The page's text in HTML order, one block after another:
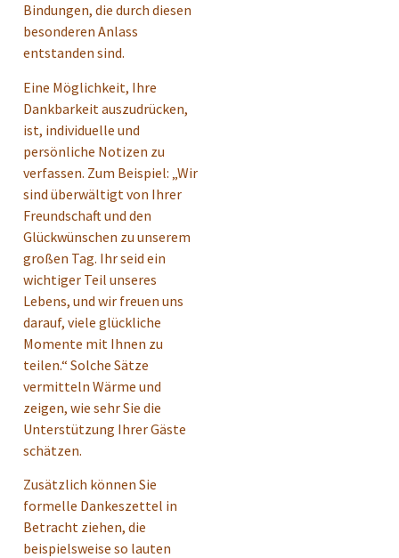
Bindungen, die durch diesen
besonderen Anlass
entstanden sind.
Eine Möglichkeit, Ihre
Dankbarkeit auszudrücken,
ist, individuelle und
persönliche Notizen zu
verfassen. Zum Beispiel: „Wir
sind überwältigt von Ihrer
Freundschaft und den
Glückwünschen zu unserem
großen Tag. Ihr seid ein
wichtiger Teil unseres
Lebens, und wir freuen uns
darauf, viele glückliche
Momente mit Ihnen zu
teilen.“ Solche Sätze
vermitteln Wärme und
zeigen, wie sehr Sie die
Unterstützung Ihrer Gäste
schätzen.
Zusätzlich können Sie
formelle Dankeszettel in
Betracht ziehen, die
beispielsweise so lauten